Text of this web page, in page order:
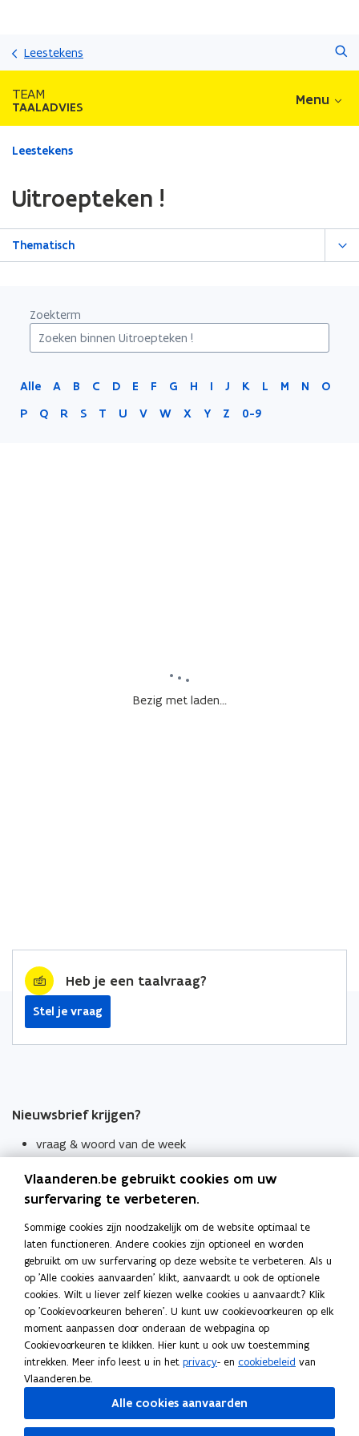
Leestekens
TEAM
TAALADVIES Menu
Gedaan
zich
op:
Uitroepteken
Leestekens
Uitroepteken !
Thematisch
Zoekterm
Alle A B C D E F G H I J K L M N
O
P
Q R S T U V W X Y Z 0-9
Bezig met laden...
Heb je een taalvraag?
Stel je vraag
Nieuwsbrief krijgen?
vraag & woord van de week
Schrijf je in
Thema's
Taaladviezen
Spellingregels
Tips voor duidelijke taal
Bekijk ook
Spellingtests
Boek- en webwijzer
Vlaanderen.be gebruikt cookies om uw
surfervaring te verbeteren.
Sommige cookies zijn noodzakelijk om de website optimaal te
laten functioneren. Andere cookies zijn optioneel en worden
gebruikt om uw surfervaring op deze website te verbeteren. Als u
op 'Alle cookies aanvaarden' klikt, aanvaardt u ook de optionele
cookies. Wilt u liever zelf kiezen welke cookies u aanvaardt? Klik
op 'Cookievoorkeuren beheren'. U kunt uw cookievoorkeuren op elk
moment aanpassen door onderaan de webpagina op
Cookievoorkeuren te klikken. Hier kunt u ook uw toestemming
intrekken. Meer info leest u in het privacy- en cookiebeleid van
Vlaanderen.be.
Alle cookies aanvaarden